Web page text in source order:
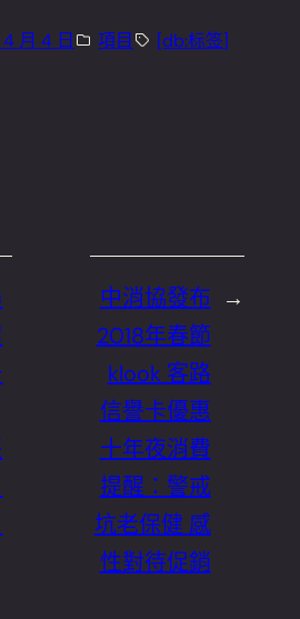
月 4 日 項目 [db:标签]
→
中消協發布
2018年春節
klook 客路
信譽卡優惠
十年夜消費
提醒：警戒
坑老保健 感
性對待促銷